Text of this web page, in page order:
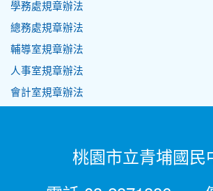
學務處規章辦法
總務處規章辦法
輔導室規章辦法
人事室規章辦法
會計室規章辦法
桃園市立青埔國民